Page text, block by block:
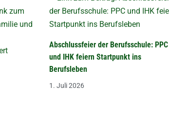
Abschlussfeier der Berufsschule: PPC
und IHK feiern Startpunkt ins
Berufsleben
1. Juli 2026